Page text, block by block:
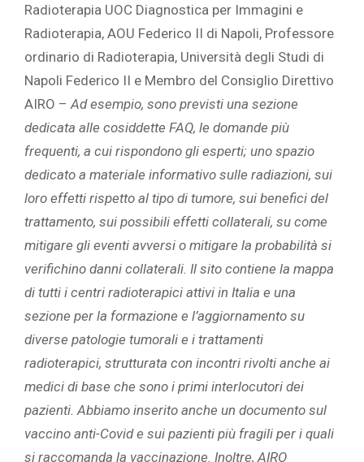
Radioterapia UOC Diagnostica per Immagini e
Radioterapia, AOU Federico II di Napoli, Professore
ordinario di Radioterapia, Università degli Studi di
Napoli Federico II e Membro del Consiglio Direttivo
AIRO – Ad esempio, sono previsti una sezione
dedicata alle cosiddette FAQ, le domande più
frequenti, a cui rispondono gli esperti; uno spazio
dedicato a materiale informativo sulle radiazioni, sui
loro effetti rispetto al tipo di tumore, sui benefici del
trattamento, sui possibili effetti collaterali, su come
mitigare gli eventi avversi o mitigare la probabilità si
verifichino danni collaterali. Il sito contiene la mappa
di tutti i centri radioterapici attivi in Italia e una
sezione per la formazione e l’aggiornamento su
diverse patologie tumorali e i trattamenti
radioterapici, strutturata con incontri rivolti anche ai
medici di base che sono i primi interlocutori dei
pazienti. Abbiamo inserito anche un documento sul
vaccino anti-Covid e sui pazienti più fragili per i quali
si raccomanda la vaccinazione. Inoltre, AIRO